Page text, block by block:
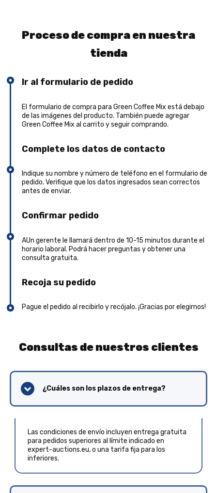
Proceso de compra en nuestra
tienda
Ir al formulario de pedido
El formulario de compra para Green Coffee Mix está debajo
de las imágenes del producto. También puede agregar
Green Coffee Mix al carrito y seguir comprando.
Complete los datos de contacto
Indique su nombre y número de teléfono en el formulario de
pedido. Verifique que los datos ingresados sean correctos
antes de enviar.
Confirmar pedido
AUn gerente le llamará dentro de 10-15 minutos durante el
horario laboral. Podrá hacer preguntas y obtener una
consulta gratuita.
Recoja su pedido
Pague el pedido al recibirlo y recójalo. ¡Gracias por elegirnos!
Consultas de nuestros clientes
¿Cuáles son los plazos de entrega?
Las condiciones de envío incluyen entrega gratuita
para pedidos superiores al límite indicado en
expert-auctions.eu, o una tarifa fija para los
inferiores.